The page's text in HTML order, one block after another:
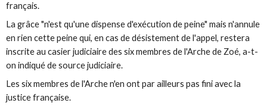
français.
La grâce "n'est qu'une dispense d'exécution de peine" mais n'annule
en rien cette peine qui, en cas de désistement de l'appel, restera
inscrite au casier judiciaire des six membres de l'Arche de Zoé, a-t-
on indiqué de source judiciaire.
Les six membres de l'Arche n'en ont par ailleurs pas fini avec la
justice française.